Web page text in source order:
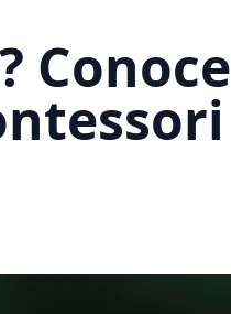
Conoce